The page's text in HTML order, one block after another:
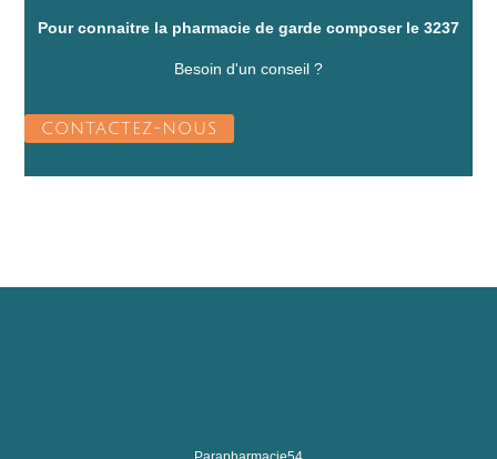
Pour connaitre la pharmacie de garde composer le 3237
Besoin d'un conseil ?
CONTACTEZ-NOUS